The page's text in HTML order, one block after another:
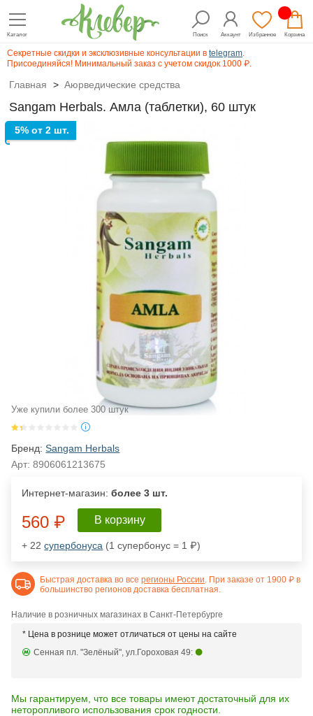
Каталог Поиск Аккаунт Избранное Корзина
Секретные скидки и эксклюзивные консультации в telegram.
Присоединяйся! Минимальный заказ с учетом скидок 1000 ₽.
Главная > Аюрведические средства
Sangam Herbals. Амла (таблетки), 60 штук
5% от 2 шт.
Уже купили более 300 штук
Бренд:Sangam Herbals
Арт:8906061213675
Интернет-магазин:более 3 шт.
560 ₽ В корзину
+ 22супербонуса (1 супербонус = 1 ₽)
Быстрая доставка во всерегионы России . При заказе от 1900 ₽ в
большинство регионов доставка бесплатная.
Наличие в розничных магазинах в Санкт-Петербурге
* Цена в рознице может отличаться от цены на сайте
Сенная пл. "Зелёный", ул.Гороховая 49:
Мы гарантируем, что все товары имеют достаточный для их
неторопливого использования срок годности.